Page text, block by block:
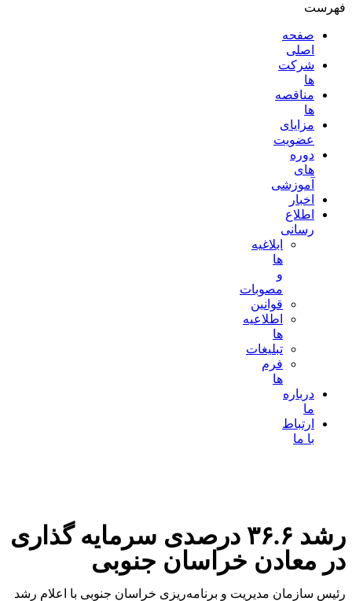
فهرست
صفحه
اصلی
شرکت
ها
مناقصه
ها
مزایای
عضویت
دوره
های
آموزشی
اخبار
اطلاع
رسانی
ابلاغیه
ها
و
مصوبات
قوانین
اطلاعیه
ها
تبلیغات
فرم
ها
درباره
ما
ارتباط
با ما
رشد ۳۶.۶ درصدی سرمایه گذاری
در معادن خراسان جنوبی
رئیس سازمان مدیریت و برنامه‌ریزی خراسان جنوبی با اعلام رشد